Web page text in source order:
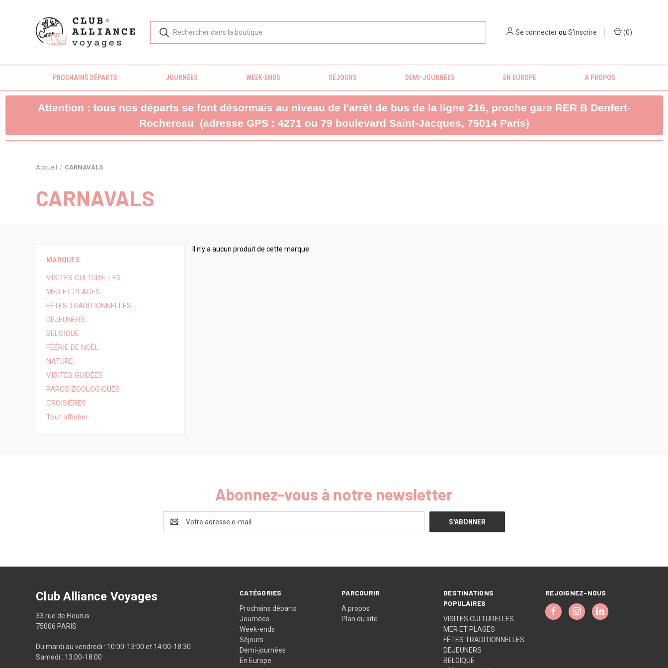
Se connecterou S'inscrire (0)
PROCHAINS DÉPARTS JOURNÉES WEEK-ENDS SÉJOURS DEMI-JOURNÉES EN EUROPE A PROPOS
Attention : tous nos départs se font désormais au niveau de l'arrêt de bus de la ligne 216, proche gare RER B Denfert-
Rochereau (adresse GPS : 4271 ou 79 boulevard Saint-Jacques, 75014 Paris)
Accueil CARNAVALS
CARNAVALS
MARQUES
VISITES CULTURELLES
MER ET PLAGES
FÊTES TRADITIONNELLES
DÉJEUNERS
BELGIQUE
FÉÉRIE DE NOËL
NATURE
VISITES GUIDÉES
PARCS ZOOLOGIQUES
CROISIÈRES
Tout afficher
Il n'y a aucun produit de cette marque.
Abonnez-vous à notre newsletter
CATÉGORIES
Prochains départs
Journées
Week-ends
Séjours
Demi-journées
En Europe
PARCOURIR
A propos
Plan du site
DESTINATIONS
POPULAIRES
VISITES CULTURELLES
MER ET PLAGES
FÊTES TRADITIONNELLES
DÉJEUNERS
BELGIQUE
REJOIGNEZ-NOUS
Club Alliance Voyages
33 rue de Fleurus
75006 PARIS
Du mardi au vendredi : 10:00-13:00 et 14:00-18:30
Samedi : 13:00-18:00